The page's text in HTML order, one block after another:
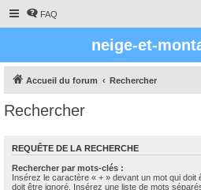
FAQ
neige-et-
Accueil du forum Rechercher
Rechercher
REQUÊTE DE LA RECHERCHE
Rechercher par mots-clés :
Insérez le caractère « + » devant un mot qui
doit être ignoré. Insérez une liste de mots